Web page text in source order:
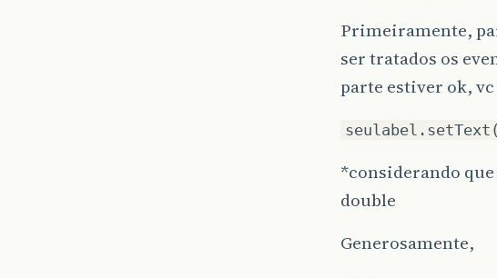
Primeiramente,
ser tratados os
parte estiver ok,
*considerando
double
Generosamente,